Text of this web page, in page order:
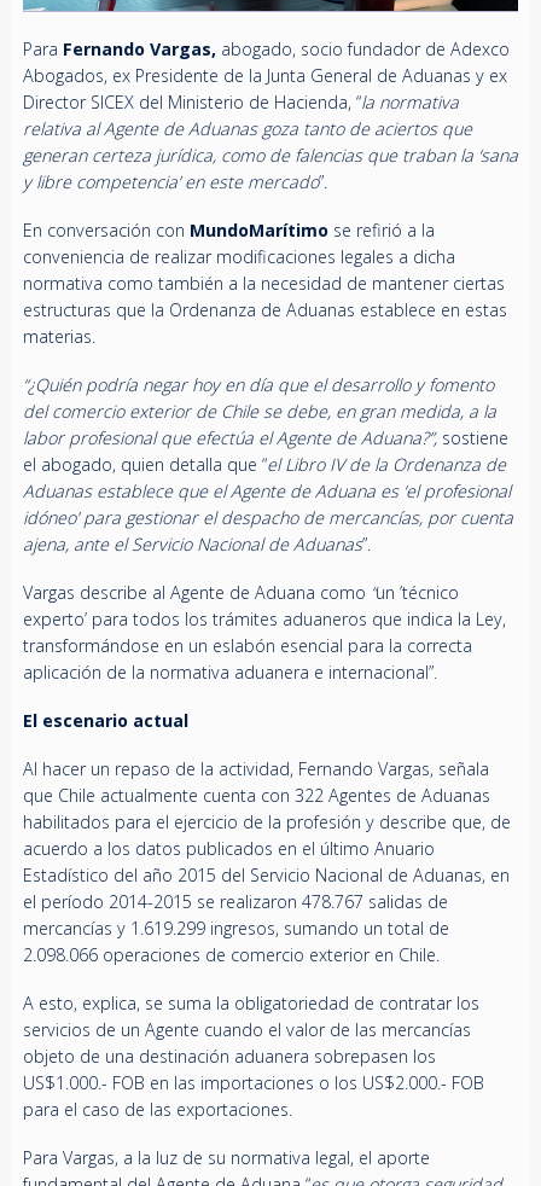
Para Fernando Vargas,abogado, socio fundador de Adexco
Abogados, ex Presidente de la Junta General de Aduanas y ex
Director SICEX del Ministerio de Hacienda, “la normativa
relativa al Agente de Aduanas goza tanto de aciertos que
generan certeza jurídica, como de falencias que traban la ‘sana
y libre competencia’ en este mercado”.
En conversación con MundoMarítimose refirió a la
conveniencia de realizar modificaciones legales a dicha
normativa como también a la necesidad de mantener ciertas
estructuras que la Ordenanza de Aduanas establece en estas
materias.
“¿Quién podría negar hoy en día que el desarrollo y fomento
del comercio exterior de Chile se debe, en gran medida, a la
labor profesional que efectúa el Agente de Aduana?”,sostiene
el abogado, quien detalla que “el Libro IV de la Ordenanza de
Aduanas establece que el Agente de Aduana es ‘el profesional
idóneo’ para gestionar el despacho de mercancías, por cuenta
ajena, ante el Servicio Nacional de Aduanas”.
Vargas describe al Agente de Aduana como “un ’técnico
experto’ para todos los trámites aduaneros que indica la Ley,
transformándose en un eslabón esencial para la correcta
aplicación de la normativa aduanera e internacional”.
El escenario actual
Al hacer un repaso de la actividad, Fernando Vargas, señala
que Chile actualmente cuenta con 322 Agentes de Aduanas
habilitados para el ejercicio de la profesión y describe que, de
acuerdo a los datos publicados en el último Anuario
Estadístico del año 2015 del Servicio Nacional de Aduanas, en
el período 2014-2015 se realizaron 478.767 salidas de
mercancías y 1.619.299 ingresos, sumando un total de
2.098.066 operaciones de comercio exterior en Chile.
A esto, explica, se suma la obligatoriedad de contratar los
servicios de un Agente cuando el valor de las mercancías
objeto de una destinación aduanera sobrepasen los
US$1.000.- FOB en las importaciones o los US$2.000.- FOB
para el caso de las exportaciones.
Para Vargas, a la luz de su normativa legal, el aporte